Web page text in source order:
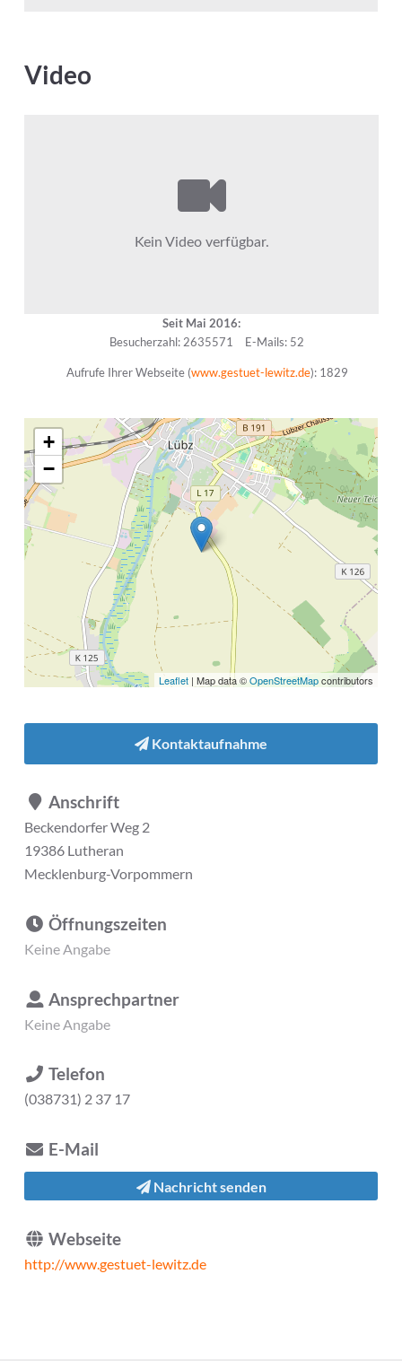
Video
Seit Mai 2016:
Besucherzahl: 2635571
E-Mails: 52
Aufrufe Ihrer Webseite (www.gestuet-lewitz.de): 1829
+
−
Leaflet | Map data ©OpenStreetMapcontributors
Kontaktaufnahme
Anschrift
Beckendorfer Weg 2
19386 Lutheran
Mecklenburg-Vorpommern
Öffnungszeiten
Keine Angabe
Ansprechpartner
Keine Angabe
Telefon
(038731) 2 37 17
E-Mail
Nachricht senden
Webseite
http://www.gestuet-lewitz.de